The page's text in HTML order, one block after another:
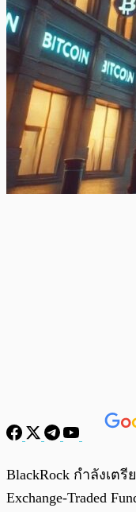
พร้อมเล่น
BlackRock กำลังเต
Exchange-Traded